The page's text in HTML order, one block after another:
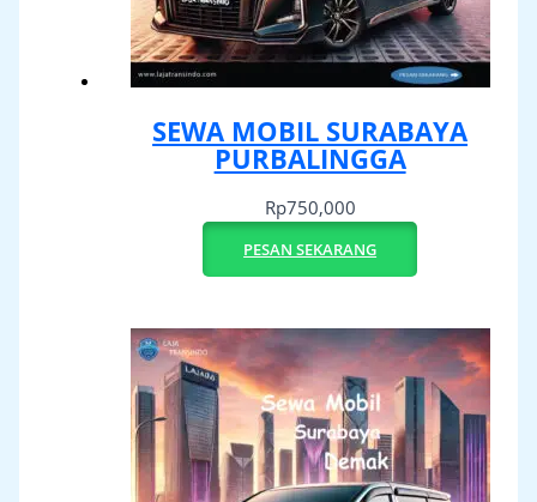
SEWA MOBIL SURABAYA
PURBALINGGA
Rp750,000
PESAN SEKARANG